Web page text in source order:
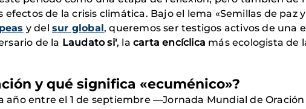
de la crisis climática. Bajo el lema «Semillas de paz
y delsur global, queremos ser testigos activos de una
de la Laudato si', lacarta encíclica más ecologista de
y qué significa «ecuménico»?
año entre el 1 de septiembre —Jornada Mundial de